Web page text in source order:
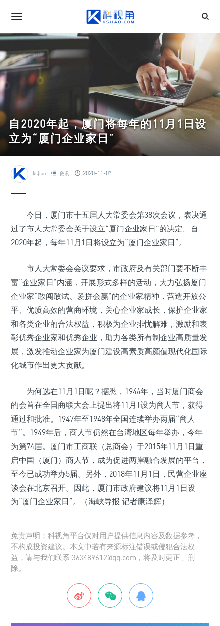
自2020年起，厦门将每年的11月1日设
立为“厦门企业家日”
ksjiao 资讯 2020-11-07
今日，厦门市十五届人大常委会第38次会议，表决通
过了市人大常委会关于设立“厦门企业家日”的决定。自
2020年起，每年11月1日将设立为“厦门企业家日”。
市人大常委会会议要求，市政府及有关部门要不断丰
富“企业家日”内涵，开展形式多样的活动，大力弘扬厦门
企业家“敢闯敢试、爱拼会赢”的企业家精神，营造开放公
平、优质高效的营商环境，关心企业家成长，保护企业家
和各类企业的合法权益，积极为企业排忧解难，激励和表
彰优秀企业家和优秀企业，助力各类所有制企业高质量发
展，激发推动企业家为厦门建设高素质高颜值现代化国际
化城市作出更大贡献。
为何选在11月1日呢？据悉，1946年，当时厦门商会
的会首在全国商联大会上提出将11月1设为商人节，获得
通过和批准。1947年至1948年全国连续举办两届“商人
节”。1949年后，商人节仍然在台湾地区每年举办，今年
为第74届。厦门市工商联（总商会）于2015年11月1日重
启中国（厦门）商人节，成为促进两岸融合发展的平台，
至今已成功举办5届。另外，2018年11月1日，民营企业座
谈会在北京召开。因此，厦门市政府建议将11月1日设
为“厦门企业家日”。（海峡导报 记者康泽辉）
免责声明：科视角平台仅对用户提供信息内容及数据参考，
不构成投资建议。本文中若有来源标注错误或侵犯合法权
益，请与我们联系 363489612@qq.com，将及时更正、删
除。